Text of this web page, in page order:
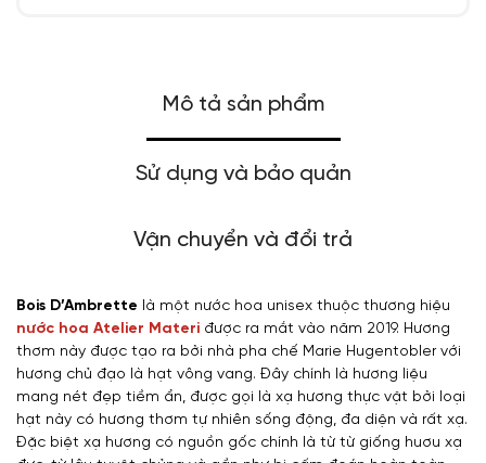
Mô tả sản phẩm
Sử dụng và bảo quản
Vận chuyển và đổi trả
Bois D’Ambrette là một nước hoa unisex thuộc thương hiệu
nước hoa Atelier Materi được ra mắt vào năm 2019. Hương
thơm này được tạo ra bởi nhà pha chế Marie Hugentobler với
hương chủ đạo là hạt vông vang. Đây chính là hương liệu
mang nét đẹp tiềm ẩn, được gọi là xạ hương thực vật bởi loại
hạt này có hương thơm tự nhiên sống động, đa diện và rất xạ.
Đặc biệt xạ hương có nguồn gốc chính là từ từ giống huơu xạ